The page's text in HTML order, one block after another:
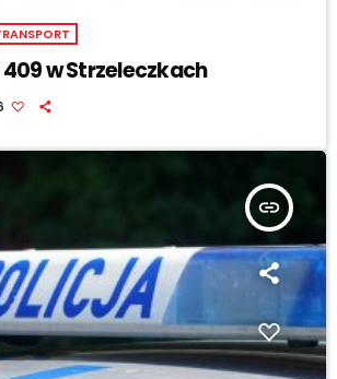
w Strzeleczkach
insert_link